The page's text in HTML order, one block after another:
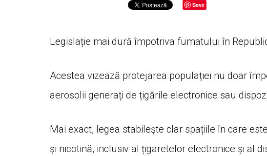
Save
Legislație mai dură împotriva fumatului în
Acestea vizează protejarea populației nu doar
aerosolii generați de țigările electronice sau
Mai exact, legea stabilește clar spațiile în care
și nicotină, inclusiv al țigaretelor electronice și al